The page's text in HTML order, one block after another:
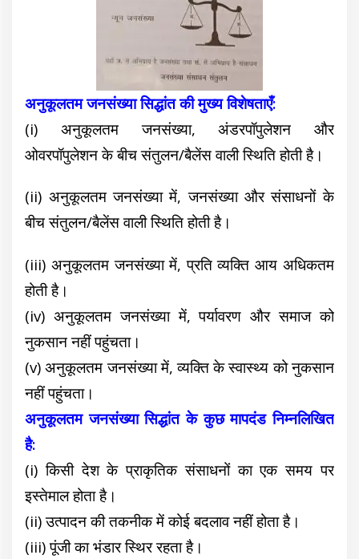
अनुकूलतम जनसंख्या सिद्धांत की मुख्य विशेषताएँ:
(i) अनुकूलतम जनसंख्या, अंडरपॉपुलेशन और
ओवरपॉपुलेशन के बीच संतुलन/बैलेंस वाली स्थिति होती है।
(ii) अनुकूलतम जनसंख्या में, जनसंख्या और संसाधनों के
बीच संतुलन/बैलेंस वाली स्थिति होती है।
(iii) अनुकूलतम जनसंख्या में, प्रति व्यक्ति आय अधिकतम
होती है।
(iv) अनुकूलतम जनसंख्या में, पर्यावरण और समाज को
नुकसान नहीं पहुंचता।
(v) अनुकूलतम जनसंख्या में, व्यक्ति के स्वास्थ्य को नुकसान
नहीं पहुंचता।
अनुकूलतम जनसंख्या सिद्धांत के कुछ मापदंड निम्नलिखित
है:
(i) किसी देश के प्राकृतिक संसाधनों का एक समय पर
इस्तेमाल होता है।
(ii) उत्पादन की तकनीक में कोई बदलाव नहीं होता है।
(iii) पूंजी का भंडार स्थिर रहता है।